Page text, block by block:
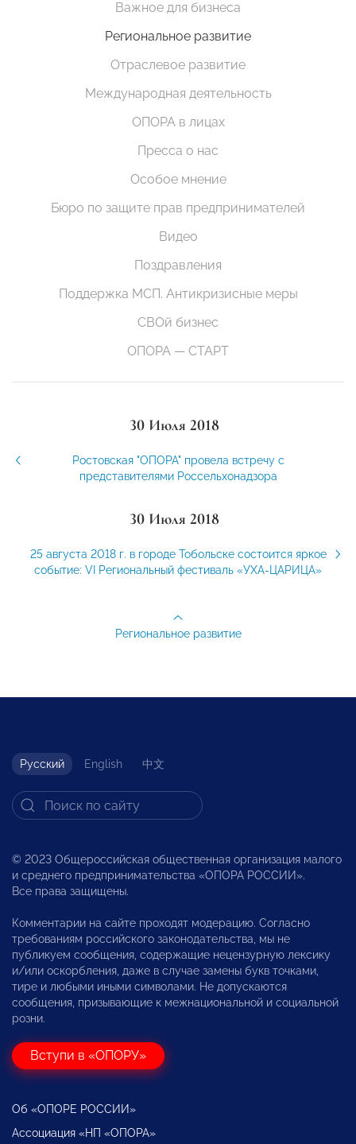
Важное для бизнеса
Региональное развитие
Отраслевое развитие
Международная деятельность
ОПОРА в лицах
Пресса о нас
Особое мнение
Бюро по защите прав предпринимателей
Видео
Поздравления
Поддержка МСП. Антикризисные меры
СВОй бизнес
ОПОРА — СТАРТ
30 Июля 2018
Ростовская "ОПОРА" провела встречу с
представителями Россельхонадзора
30 Июля 2018
25 августа 2018 г. в городе Тобольске состоится яркое
событие: VI Региональный фестиваль «УХА-ЦАРИЦА»
Региональное развитие
Русский English 中文
© 2023 Общероссийская общественная организация малого
и среднего предпринимательства «ОПОРА РОССИИ».
Все права защищены.
Комментарии на сайте проходят модерацию. Согласно
требованиям российского законодательства, мы не
публикуем сообщения, содержащие нецензурную лексику
и/или оскорбления, даже в случае замены букв точками,
тире и любыми иными символами. Не допускаются
сообщения, призывающие к межнациональной и социальной
розни.
Вступи в «ОПОРУ»
Об «ОПОРЕ РОССИИ»
Ассоциация «НП «ОПОРА»